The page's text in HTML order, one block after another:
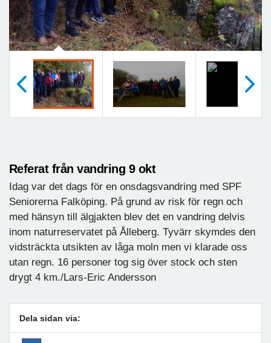
Referat från vandring 9 okt
Idag var det dags för en onsdagsvandring med SPF
Seniorerna Falköping. På grund av risk för regn och
med hänsyn till älgjakten blev det en vandring delvis
inom naturreservatet på Ålleberg. Tyvärr skymdes den
vidsträckta utsikten av låga moln men vi klarade oss
utan regn. 16 personer tog sig över stock och sten
drygt 4 km./Lars-Eric Andersson
Dela sidan via: